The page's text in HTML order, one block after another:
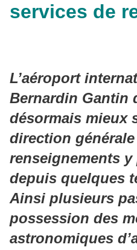
services de
L’aéroport
Bernardin Gantin
désormais mieux
direction
renseignements
depuis quelques
Ainsi plusieurs
possession des
astronomiques